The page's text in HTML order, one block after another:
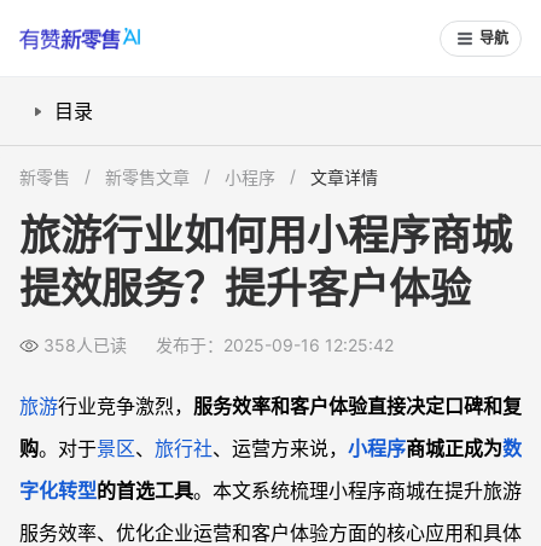
导航
目录
小程序商城如何提升在线预订和支付体验？
如何用小程序商城助力旅游企业业务数据管理？
小程序商城和传统OTA、官网有什么区别？
初次搭建旅游小程序商城难度多大？需要什么准备？
新零售 新零售文章 小程序 文章详情
旅游行业如何用小程序商城
提效服务？提升客户体验
358人已读 发布于：2025-09-16 12:25:42
旅游行业竞争激烈， 服务效率和客户体验直接决定口碑和复
购。对于景区、 旅行社、运营方来说， 小程序商城正成为数
字化转型的首选工具。本文系统梳理小程序商城在提升旅游
服务效率、优化企业运营和客户体验方面的核心应用和具体